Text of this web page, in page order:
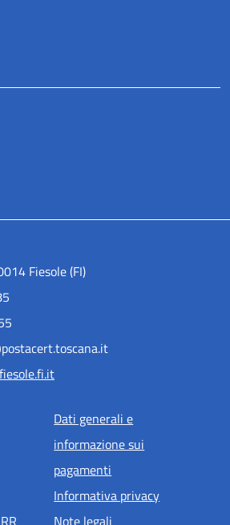
Fiesole (FI)
paginaDati generali e
informazione sui
pagamenti
Informativa privacy
Note legali